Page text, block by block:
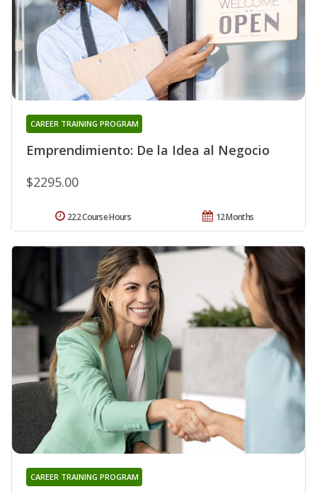
Emprendimiento: De la Idea al Negocio
CAREER TRAINING PROGRAM
$2295.00
12 Months
222 Course Hours
CAREER TRAINING PROGRAM